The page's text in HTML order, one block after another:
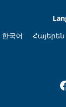
한국어 Հայերեն